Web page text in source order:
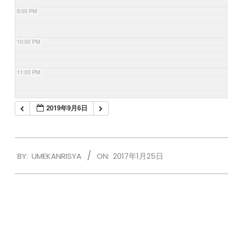
9:00 PM
10:00 PM
11:00 PM
2019年9月6日
01-
BY: UMEKANRISYA ON: 2017年1月25日